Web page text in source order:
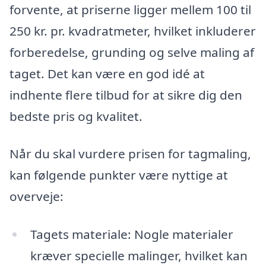
forvente, at priserne ligger mellem 100 til
250 kr. pr. kvadratmeter, hvilket inkluderer
forberedelse, grunding og selve maling af
taget. Det kan være en god idé at
indhente flere tilbud for at sikre dig den
bedste pris og kvalitet.
Når du skal vurdere prisen for tagmaling,
kan følgende punkter være nyttige at
overveje:
Tagets materiale: Nogle materialer
kræver specielle malinger, hvilket kan